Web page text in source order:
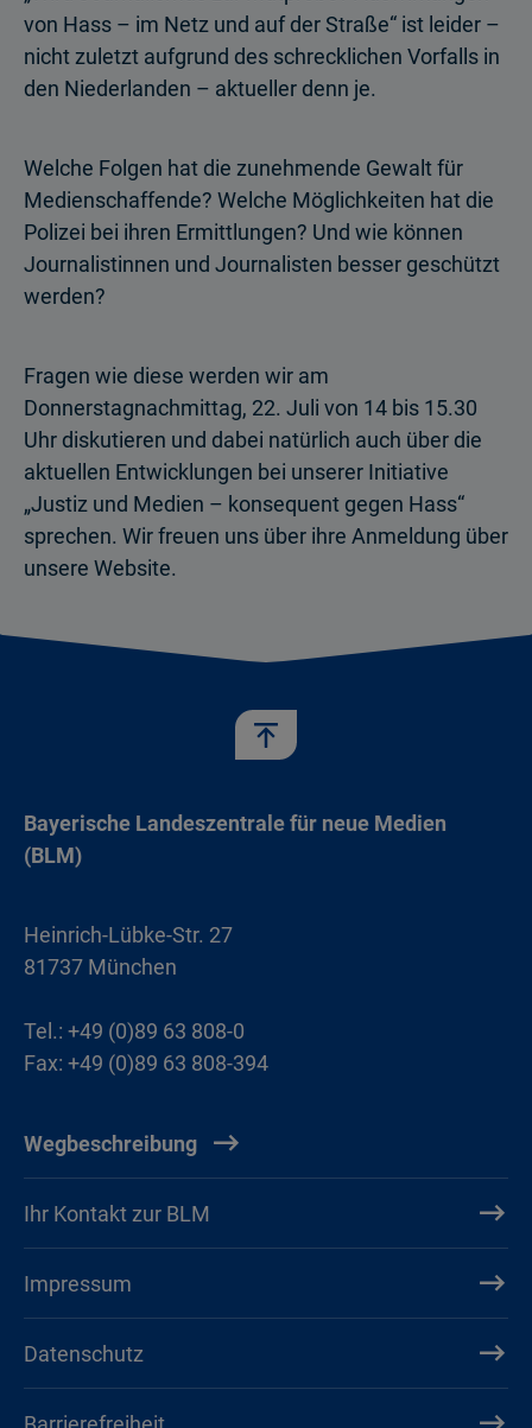
von Hass – im Netz und auf der Straße“ ist leider –
nicht zuletzt aufgrund des schrecklichen Vorfalls in
den Niederlanden – aktueller denn je.
Welche Folgen hat die zunehmende Gewalt für
Medienschaffende? Welche Möglichkeiten hat die
Polizei bei ihren Ermittlungen? Und wie können
Journalistinnen und Journalisten besser geschützt
werden?
Fragen wie diese werden wir am
Donnerstagnachmittag, 22. Juli von 14 bis 15.30
Uhr diskutieren und dabei natürlich auch über die
aktuellen Entwicklungen bei unserer Initiative
„Justiz und Medien – konsequent gegen Hass“
sprechen. Wir freuen uns über ihre Anmeldung über
unsere Website.
Bayerische Landeszentrale für neue Medien
(BLM)
Heinrich-Lübke-Str. 27
81737 München
Tel.: +49 (0)89 63 808-0
Fax: +49 (0)89 63 808-394
Wegbeschreibung
Ihr Kontakt zur BLM
Impressum
Datenschutz